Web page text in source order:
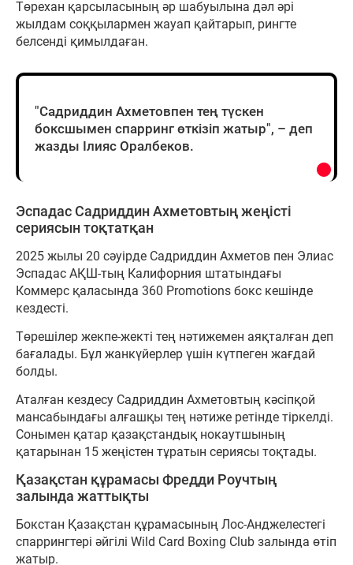
Төрехан қарсыласының әр шабуылына дәл әрі
жылдам соққылармен жауап қайтарып, рингте
белсенді қимылдаған.
"Садриддин Ахметовпен тең түскен
боксшымен спарринг өткізіп жатыр", – деп
жазды Ілияс Оралбеков.
Эспадас Садриддин Ахметовтың жеңісті
сериясын тоқтатқан
2025 жылы 20 сәуірде Садриддин Ахметов пен Элиас
Эспадас АҚШ-тың Калифорния штатындағы
Коммерс қаласында 360 Promotions бокс кешінде
кездесті.
Төрешілер жекпе-жекті тең нәтижемен аяқталған деп
бағалады. Бұл жанкүйерлер үшін күтпеген жағдай
болды.
Аталған кездесу Садриддин Ахметовтың кәсіпқой
мансабындағы алғашқы тең нәтиже ретінде тіркелді.
Сонымен қатар қазақстандық нокаутшының
қатарынан 15 жеңістен тұратын сериясы тоқтады.
Қазақстан құрамасы Фредди Роучтың
залында жаттықты
Бокстан Қазақстан құрамасының Лос-Анджелестегі
спаррингтері әйгілі Wild Card Boxing Club залында өтіп
жатыр.